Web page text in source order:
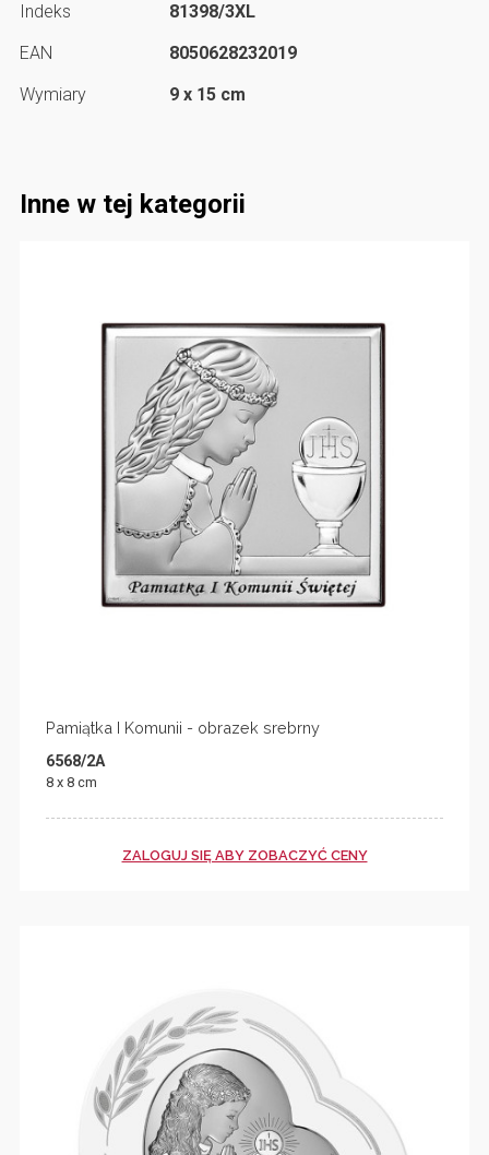
Indeks
81398/3XL
EAN
8050628232019
Wymiary
9 x 15 cm
Inne w tej kategorii
Pamiątka I Komunii - obrazek srebrny
6568/2A
8 x 8 cm
ZALOGUJ SIĘ ABY ZOBACZYĆ CENY